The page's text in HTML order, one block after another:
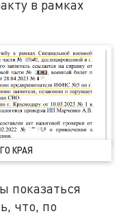
в рамках
КРАЯ
показаться
что, по